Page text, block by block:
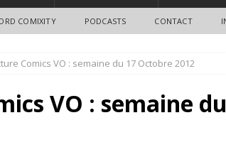
COMIXITY PODCASTS CONTACT
Comics VO : semaine du 17 Octobre 2012
VO : semaine